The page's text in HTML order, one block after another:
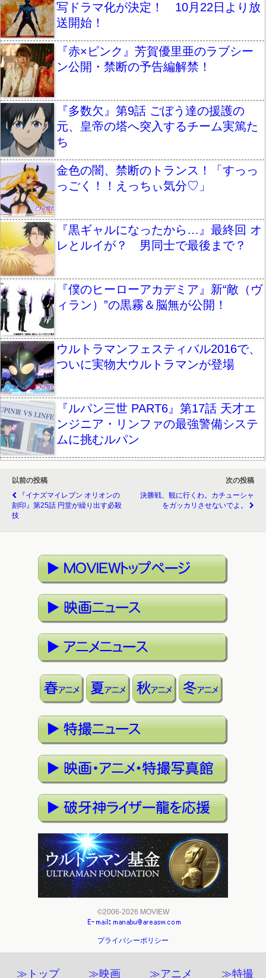
写ドラマ化が決定！ 10月22日より放
送開始！
『赤×ピンク』芳賀優里亜のラブシー
ン公開・禁断の予告編解禁！
『多数欠』第9話 ごぼう達の援護の
元、皇帝の塔へ突入するチーム実篤た
ち
金色の闇、禁断のトランス！「すっっ
っごく！！えっちぃ気分♡」
『黒ギャルになったから…』最終回 オ
レとルイが？ 男同士で最後まで？
『僕のヒーローアカデミア』新“敵（ヴ
ィラン）”の黒霧＆脳無が公開！
ウルトラマンフェスティバル2016で、
ついに実物大ウルトラマンが登場
『ルパン三世 PART6』第17話 天才エ
ンジニア・リンファの最強警備システ
ムに挑むルパン
以前の投稿
『イナズマイレブン オリオンの
刻印』第25話 円堂が繰り出す必殺
技
次の投稿
決勝戦、観に行くわ。カチューシャ
をガッカリさせないでよ。
©2006-2026 MOVIEW
プライバシーポリシー
≫トップ ≫映画 ≫アニメ ≫特撮